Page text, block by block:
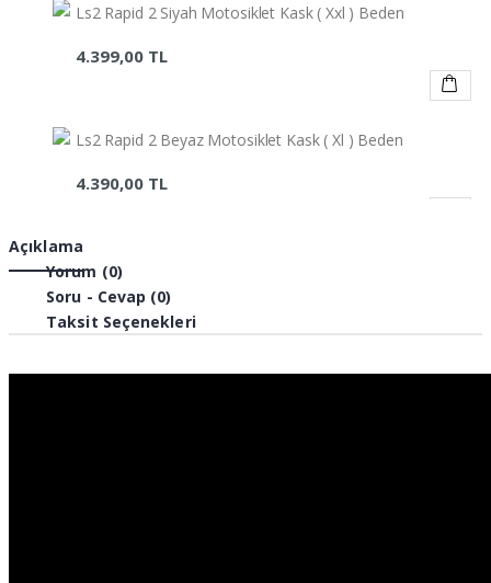
Ls2 Rapid 2 Siyah Motosiklet Kask ( Xxl ) Beden
4.399,00 TL
Ls2 Rapid 2 Beyaz Motosiklet Kask ( Xl ) Beden
4.390,00 TL
Ls2 Rapid 2 Beyaz Motosiklet Kask ( L ) Beden
4.390,00 TL
Açıklama
Yorum (0)
Soru - Cevap (0)
Taksit Seçenekleri